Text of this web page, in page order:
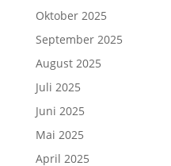
Oktober 2025
September 2025
August 2025
Juli 2025
Juni 2025
Mai 2025
April 2025